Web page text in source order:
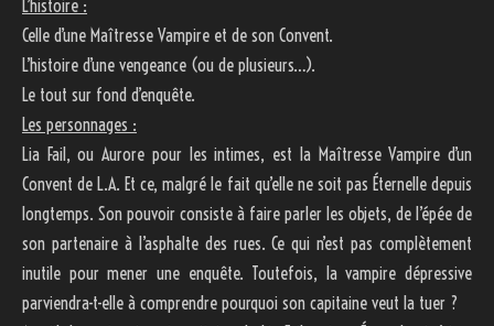
L’histoire :
Celle d’une Maîtresse Vampire et de son Convent.
L’histoire d’une vengeance (ou de plusieurs…).
Le tout sur fond d’enquête.
Les personnages :
Lia Fail, ou Aurore pour les intimes, est la Maîtresse Vampire d’un
Convent de L.A. Et ce, malgré le fait qu’elle ne soit pas Éternelle depuis
longtemps. Son pouvoir consiste à faire parler les objets, de l’épée de
son partenaire à l’asphalte des rues. Ce qui n’est pas complètement
inutile pour mener une enquête. Toutefois, la vampire dépressive
parviendra-t-elle à comprendre pourquoi son capitaine veut la tuer ?